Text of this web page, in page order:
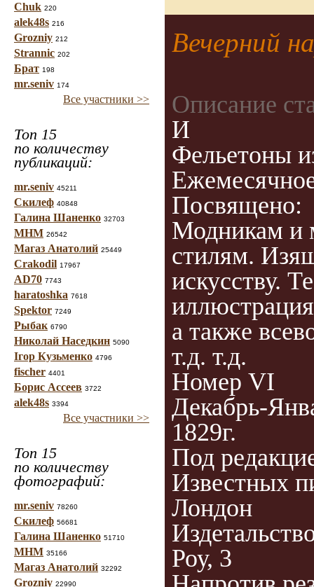
Chuk 220
alek48s 216
Grozniy 212
Strannic 202
Брат 198
mr.seniv 174
Все участники >>
Топ 15
по количеству
публикаций:
mr.seniv 45211
Скилеф 40848
Галина Шаненко 32703
МНМ 26542
Магаз Анатолий 25449
Crakodil 17967
AD70 7743
haratoshka 7618
Spektor 7249
Рыбак 6790
Николай Наседкин 5090
Ігор Кузьменко 4796
fischer 4401
Борис Ассеев 3722
alek48s 3394
Все участники >>
Топ 15
по количеству
фотографий:
mr.seniv 78260
Скилеф 56681
Галина Шаненко 51710
МНМ 35166
Магаз Анатолий 32292
Grozniy 22990
Вечерний
Описание
И
Фельетоны
Посвящено:
Модникам и
стилям.
искусству.
а также
т.д. т.д.
Номер VI
Декабрь-
1829г.
Под
Известных
Лондон
Роу, 3